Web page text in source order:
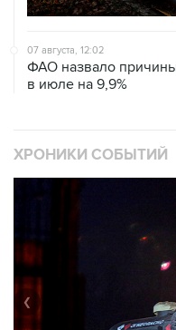
07 августа, 12:02
ФАО назвало
в июле на 9,9%
ХРОНИКИ СОБЫТИЙ
❮